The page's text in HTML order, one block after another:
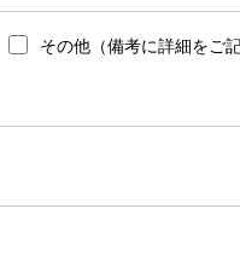
その他（備考に詳細をご